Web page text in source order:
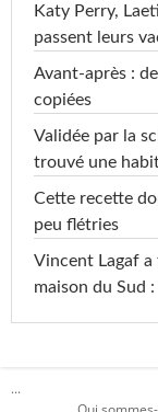
Katy Perry,
passent leurs
Avant-après :
copiées
Validée par la
trouvé une
Cette recette
peu flétries
Vincent Lagaf a
maison du Sud
...